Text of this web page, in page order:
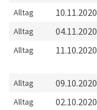
Alltag 10.11.2020
Alltag 04.11.2020
Alltag 11.10.2020
Alltag 09.10.2020
Alltag 02.10.2020